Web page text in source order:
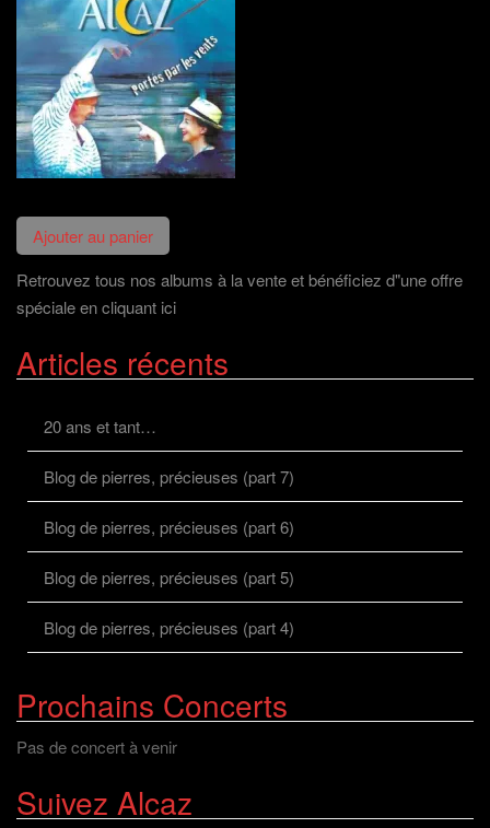
Retrouvez tous nos albums à la vente et bénéficiez d"une offre
spéciale en cliquant ici
Articles récents
20 ans et tant…
Blog de pierres, précieuses (part 7)
Blog de pierres, précieuses (part 6)
Blog de pierres, précieuses (part 5)
Blog de pierres, précieuses (part 4)
Prochains Concerts
Pas de concert à venir
Suivez Alcaz